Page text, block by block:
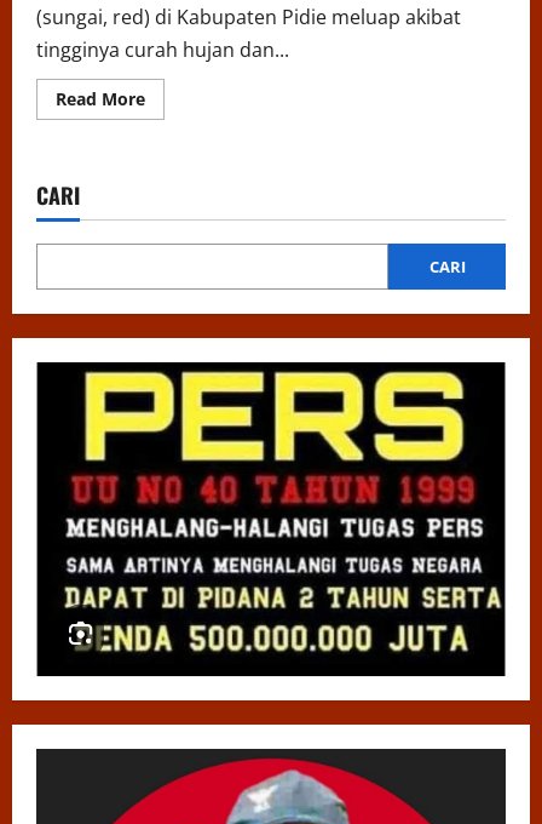
(sungai, red) di Kabupaten Pidie meluap akibat
tingginya curah hujan dan...
Read MoreRead
more
KE
BERDAMPAK
JARINGAN
&
TELEKOMUNIKASI
TOTAL.
CARI
CARI